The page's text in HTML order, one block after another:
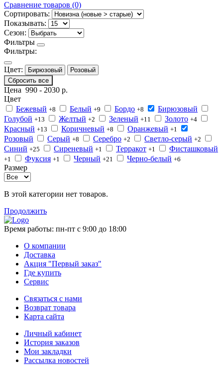
Сравнение товаров (0)
Сортировать:
Показывать:
Сезон:
Фильтры
Фильтры:
Цвет: Бирюзовый
Розовый
Сбросить все
Цена 990 - 2030 р.
Цвет
Бежевый +8 Белый +9 Бордо +8
Бирюзовый
Голубой +13 Желтый +2 Зеленый +11 Золото +4
Красный +13 Коричневый +8 Оранжевый +1
Розовый Серый +8 Серебро +2 Светло-серый +2
Синий +25 Сиреневый +1 Терракот +1 Фисташковый
+1 Фуксия +1 Черный +21 Черно-белый +6
Размер
В этой категории нет товаров.
Продолжить
Время работы: пн-пт с 9:00 до 18:00
О компании
Доставка
Акция "Первый заказ"
Где купить
Сервис
Связаться с нами
Возврат товара
Карта сайта
Личный кабинет
История заказов
Мои закладки
Рассылка новостей